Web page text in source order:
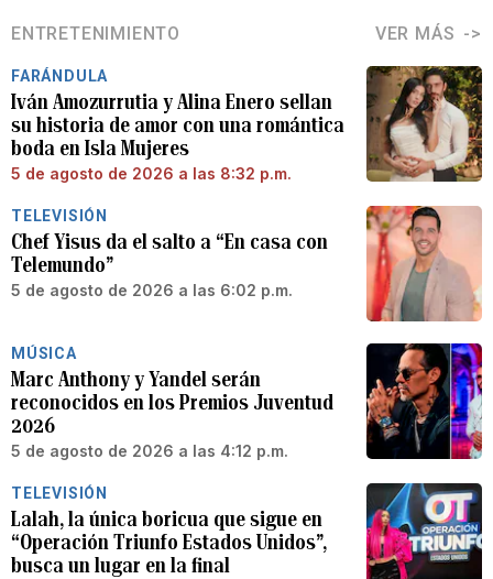
ENTRETENIMIENTO VER MÁS
FARÁNDULA
Iván Amozurrutia y Alina Enero sellan
su historia de amor con una romántica
boda en Isla Mujeres
5 de agosto de 2026 a las 8:32 p.m.
TELEVISIÓN
Chef Yisus da el salto a “En casa con
Telemundo”
5 de agosto de 2026 a las 6:02 p.m.
MÚSICA
Marc Anthony y Yandel serán
reconocidos en los Premios Juventud
2026
5 de agosto de 2026 a las 4:12 p.m.
TELEVISIÓN
Lalah, la única boricua que sigue en
“Operación Triunfo Estados Unidos”,
busca un lugar en la final